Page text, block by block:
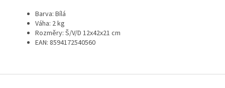
Barva: Bílá
Váha: 2 kg
Rozměry: Š/V/D 12x42x21 cm
EAN: 8594172540560